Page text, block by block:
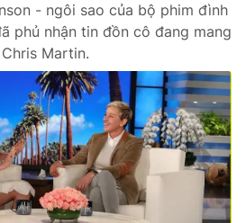
- ngôi sao của bộ phim đình
phủ nhận tin đồn cô đang mang
Martin.